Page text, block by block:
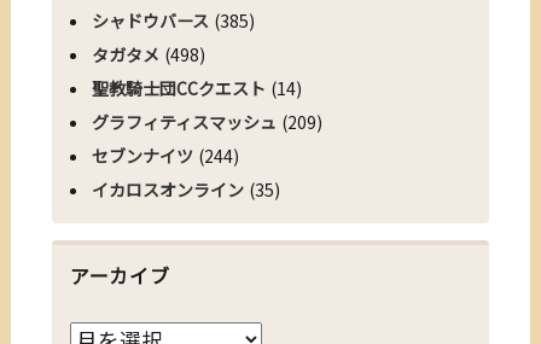
シャドウバース (385)
タガタメ (498)
聖教騎士団CCクエスト (14)
グラフィティスマッシュ (209)
セブンナイツ (244)
イカロスオンライン (35)
アーカイブ
ア